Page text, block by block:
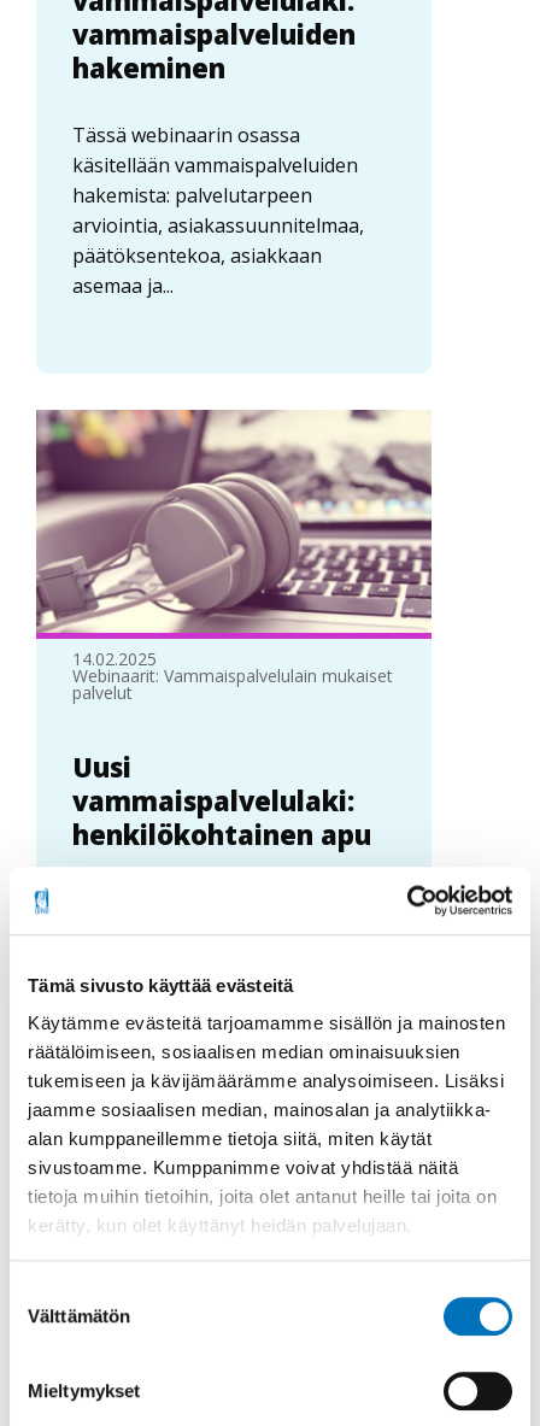
Tämä sivusto käyttää evästeitä
Käytämme evästeitä tarjoamamme sisällön ja mainosten
räätälöimiseen, sosiaalisen median ominaisuuksien
tukemiseen ja kävijämäärämme analysoimiseen. Lisäksi
jaamme sosiaalisen median, mainosalan ja analytiikka-
alan kumppaneillemme tietoja siitä, miten käytät
sivustoamme. Kumppanimme voivat yhdistää näitä
tietoja muihin tietoihin, joita olet antanut heille tai joita on
kerätty, kun olet käyttänyt heidän palvelujaan.
valinta
Välttämätön
Mieltymykset
vammaispalveluiden
hakeminen
Tässä webinaarin osassa
käsitellään vammaispalveluiden
hakemista: palvelutarpeen
arviointia, asiakassuunnitelmaa,
päätöksentekoa, asiakkaan
asemaa ja...
14.02.2025
Webinaarit: Vammaispalvelulain mukaiset
palvelut
Uusi
vammaispalvelulaki:
henkilökohtainen apu
käsitellään henkilökohtaisen avun
vammaispalvelulain
itsemääräämisoikeutta ja osallisu...
13.02.2025